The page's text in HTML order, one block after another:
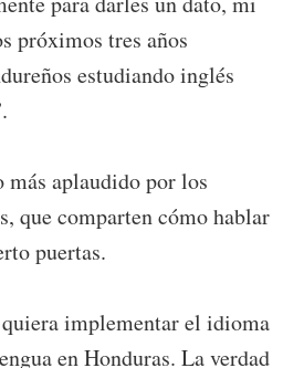
próximos tres años
estudiando inglés
aplaudido por los
que comparten cómo hablar
puertas.
implementar el idioma
en Honduras. La verdad